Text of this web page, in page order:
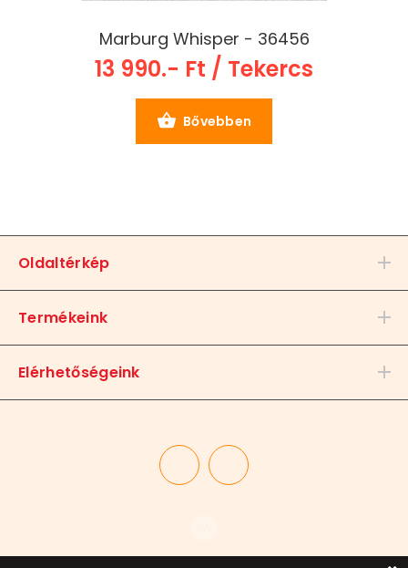
Marburg Whisper - 36456
13 990.- Ft / Tekercs
Bővebben
Oldaltérkép
Termékeink
Elérhetőségeink